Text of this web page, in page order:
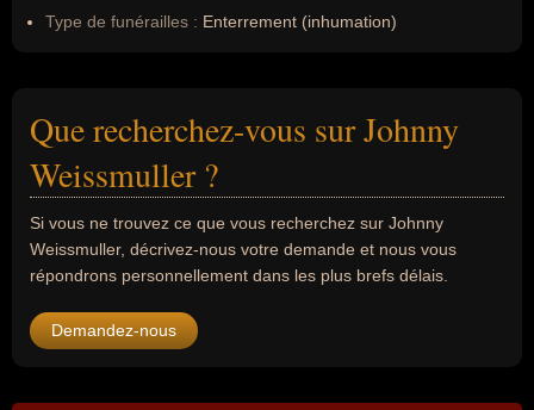
Type de funérailles : Enterrement (inhumation)
Que recherchez-vous sur Johnny
Weissmuller ?
Si vous ne trouvez ce que vous recherchez sur Johnny
Weissmuller, décrivez-nous votre demande et nous vous
répondrons personnellement dans les plus brefs délais.
Demandez-nous